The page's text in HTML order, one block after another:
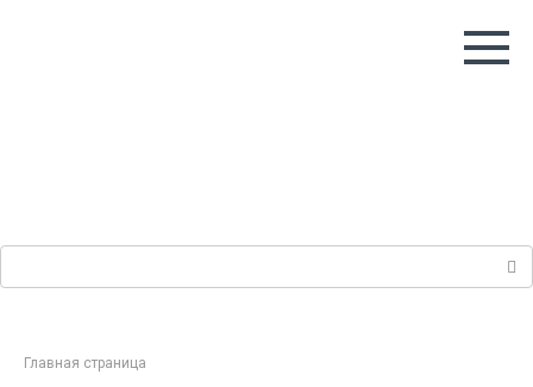
Главная страница